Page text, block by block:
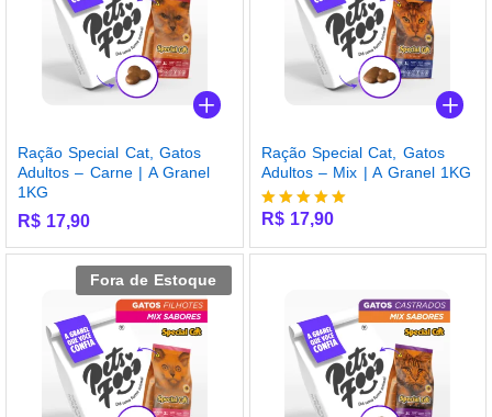
Ração Special Cat, Gatos
Adultos – Carne | A Granel
1KG
R$ 17,90
Ração Special Cat, Gatos
Adultos – Mix | A Granel 1KG
Avaliação
de 5
R$17,90
Fora de Estoque